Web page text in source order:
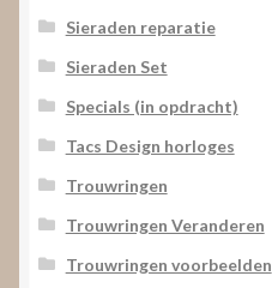
Sieraden reparatie
Sieraden Set
Specials (in opdracht)
Tacs Design horloges
Trouwringen
Trouwringen Veranderen
Trouwringen voorbeelden